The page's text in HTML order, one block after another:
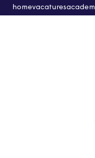
homevacatures